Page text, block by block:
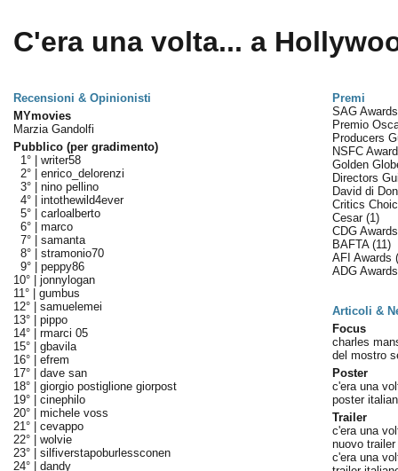
C'era una volta... a
Recensioni & Opinionisti
Premi
MYmovies
Marzia Gandolfi
Pubblico (per gradimento)
1° | writer58
2° | enrico_delorenzi
3° | nino pellino
4° | intothewild4ever
5° | carloalberto
6° | marco
7° | samanta
8° | stramonio70
9° | peppy86
10° | jonnylogan
11° | gumbus
12° | samuelemei
13° | pippo
14° | rmarci 05
15° | gbavila
16° | efrem
17° | dave san
18° | giorgio postiglione giorpost
19° | cinephilo
20° | michele voss
21° | cevappo
22° | wolvie
23° | silfiverstapoburlessconen
24° | dandy
SAG
Premio
Producers
NSFC
Golden
Directors
David di
Critics
Cesar (1)
CDG
BAFTA (11)
AFI Awards
ADG
Articoli &
Focus
charles
del mostro
Poster
c'era una
poster
Trailer
c'era una
nuovo
c'era una